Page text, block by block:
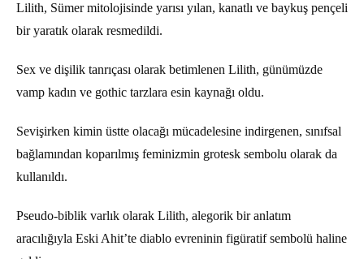
Lilith, Sümer mitolojisinde yarısı yılan, kanatlı ve baykuş pençeli
bir yaratık olarak resmedildi.
Sex ve dişilik tanrıçası olarak betimlenen Lilith, günümüzde
vamp kadın ve gothic tarzlara esin kaynağı oldu.
Sevişirken kimin üstte olacağı mücadelesine indirgenen, sınıfsal
bağlamından koparılmış feminizmin grotesk sembolu olarak da
kullanıldı.
Pseudo-biblik varlık olarak Lilith, alegorik bir anlatım
aracılığıyla Eski Ahit’te diablo evreninin figüratif sembolü haline